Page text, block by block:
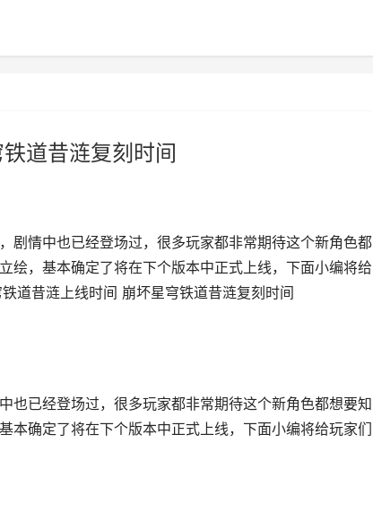
道昔涟复刻时间
剧情中也已经登场过，很多玩家都非常期待这个新角色都
绘，基本确定了将在下个版本中正式上线，下面小编将给
道昔涟上线时间 崩坏星穹铁道昔涟复刻时间
也已经登场过，很多玩家都非常期待这个新角色都想要知
本确定了将在下个版本中正式上线，下面小编将给玩家们